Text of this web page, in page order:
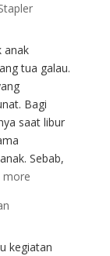
anak
tua galau.
Bagi
saat libur
Sebab,
more:
Sunat:
kegiatan